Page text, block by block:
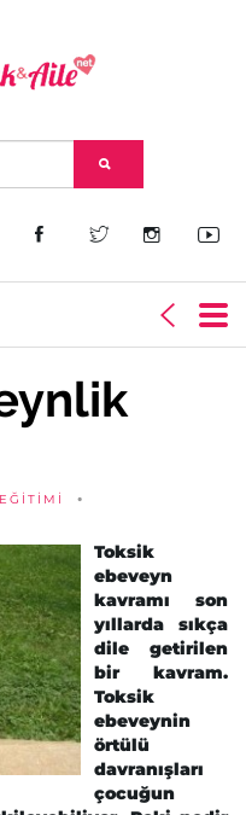
Toksik
ebeveyn
kavramı son
yıllarda sıkça
dile getirilen
bir kavram.
Toksik
ebeveynin
örtülü
davranışları
çocuğun